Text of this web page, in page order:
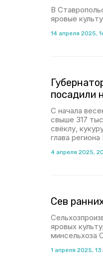
В
яровые
14 апреля 2025,
посадили
С начала
свыше 317
свёклу,
глава
4 апреля 2025,
Сев
яровых
минсельхоза
1 апреля 2025,